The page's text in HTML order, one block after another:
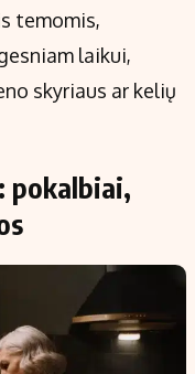
temomis,
laikui,
skyriaus ar kelių
pokalbiai,